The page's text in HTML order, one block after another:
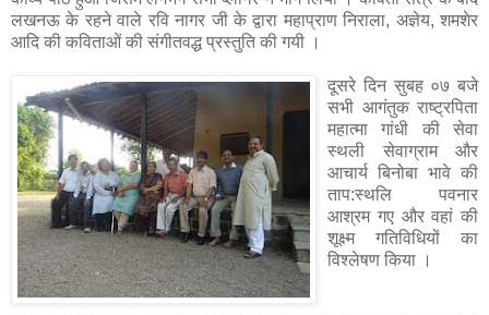
लखनऊ के रहने वाले रवि नागर जी के द्वारा महाप्राण निराला, अज्ञेय, शमशेर
आदि की कविताओं की संगीतवद्ध प्रस्तुति की गयी ।
दूसरे दिन सुबह ०७ बजे
सभी आगंतुक राष्ट्रपिता
महात्मा गांधी की सेवा
स्थली सेवाग्राम और
आचार्य बिनोबा भावे की
ताप:स्थलि पवनार
आश्रम गए और वहां की
शूक्ष्म गतिविधियों का
विश्लेषण किया ।